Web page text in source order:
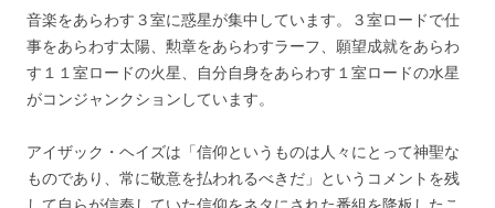
音楽をあらわす３室に惑星が集中しています。３室ロードで仕
事をあらわす太陽、勲章をあらわすラーフ、願望成就をあらわ
す１１室ロードの火星、自分自身をあらわす１室ロードの水星
がコンジャンクションしています。
アイザック・ヘイズは「信仰というものは人々にとって神聖な
ものであり、常に敬意を払われるべきだ」というコメントを残